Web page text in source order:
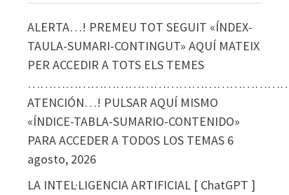
ALERTA…! PREMEU TOT SEGUIT «ÍNDEX-
TAULA-SUMARI-CONTINGUT» AQUÍ MATEIX
PER ACCEDIR A TOTS ELS TEMES
ATENCIÓN…! PULSAR AQUÍ MISMO
«ÍNDICE-TABLA-SUMARIO-CONTENIDO»
PARA ACCEDER A TODOS LOS TEMAS 6
agosto, 2026
LA INTEL·LIGENCIA ARTIFICIAL [ ChatGPT ]